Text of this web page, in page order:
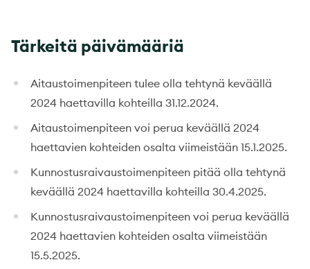
Tärkeitä päivämääriä
Aitaustoimenpiteen tulee olla tehtynä keväällä
2024 haettavilla kohteilla 31.12.2024.
Aitaustoimenpiteen voi perua keväällä 2024
haettavien kohteiden osalta viimeistään 15.1.2025.
Kunnostusraivaustoimenpiteen pitää olla tehtynä
keväällä 2024 haettavilla kohteilla 30.4.2025.
Kunnostusraivaustoimenpiteen voi perua keväällä
2024 haettavien kohteiden osalta viimeistään
15.5.2025.